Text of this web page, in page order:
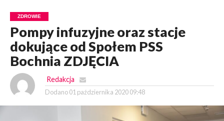
ZDROWIE
Pompy infuzyjne oraz stacje
dokujące od Społem PSS
Bochnia ZDJĘCIA
Redakcja
Dodano 01 października 2020 09:48